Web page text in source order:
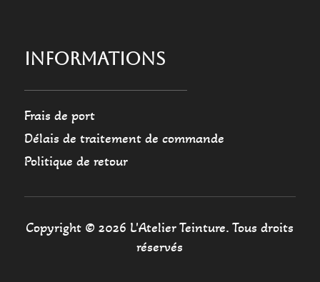
INFORMATIONS
Frais de port
Délais de traitement de commande
Politique de retour
Copyright © 2026 L'Atelier Teinture. Tous droits
réservés